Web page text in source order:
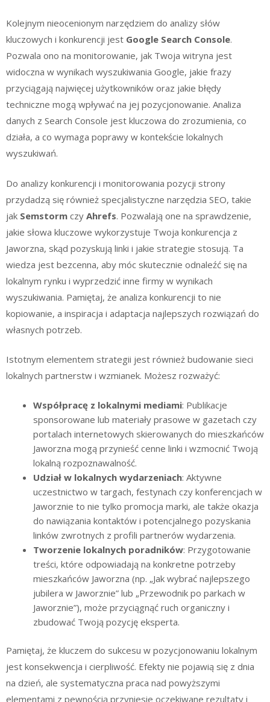
Kolejnym nieocenionym narzędziem do analizy słów
kluczowych i konkurencji jest Google Search Console.
Pozwala ono na monitorowanie, jak Twoja witryna jest
widoczna w wynikach wyszukiwania Google, jakie frazy
przyciągają najwięcej użytkowników oraz jakie błędy
techniczne mogą wpływać na jej pozycjonowanie. Analiza
danych z Search Console jest kluczowa do zrozumienia, co
działa, a co wymaga poprawy w kontekście lokalnych
wyszukiwań.
Do analizy konkurencji i monitorowania pozycji strony
przydadzą się również specjalistyczne narzędzia SEO, takie
jak Semstorm czy Ahrefs. Pozwalają one na sprawdzenie,
jakie słowa kluczowe wykorzystuje Twoja konkurencja z
Jaworzna, skąd pozyskują linki i jakie strategie stosują. Ta
wiedza jest bezcenna, aby móc skutecznie odnaleźć się na
lokalnym rynku i wyprzedzić inne firmy w wynikach
wyszukiwania. Pamiętaj, że analiza konkurencji to nie
kopiowanie, a inspiracja i adaptacja najlepszych rozwiązań do
własnych potrzeb.
Istotnym elementem strategii jest również budowanie sieci
lokalnych partnerstw i wzmianek. Możesz rozważyć:
Współpracę z lokalnymi mediami: Publikacje
sponsorowane lub materiały prasowe w gazetach czy
portalach internetowych skierowanych do mieszkańców
Jaworzna mogą przynieść cenne linki i wzmocnić Twoją
lokalną rozpoznawalność.
Udział w lokalnych wydarzeniach: Aktywne
uczestnictwo w targach, festynach czy konferencjach w
Jaworznie to nie tylko promocja marki, ale także okazja
do nawiązania kontaktów i potencjalnego pozyskania
linków zwrotnych z profili partnerów wydarzenia.
Tworzenie lokalnych poradników: Przygotowanie
treści, które odpowiadają na konkretne potrzeby
mieszkańców Jaworzna (np. „Jak wybrać najlepszego
jubilera w Jaworznie” lub „Przewodnik po parkach w
Jaworznie”), może przyciągnąć ruch organiczny i
zbudować Twoją pozycję eksperta.
Pamiętaj, że kluczem do sukcesu w pozycjonowaniu lokalnym
jest konsekwencja i cierpliwość. Efekty nie pojawią się z dnia
na dzień, ale systematyczna praca nad powyższymi
elementami z pewnością przyniesie oczekiwane rezultaty i